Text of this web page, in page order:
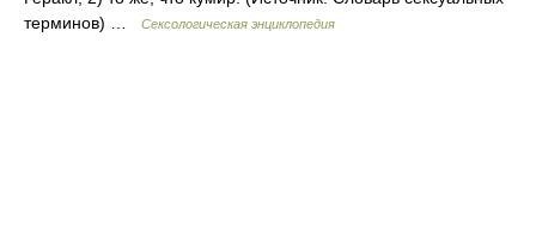
терминов) …
Сексологическая энциклопедия